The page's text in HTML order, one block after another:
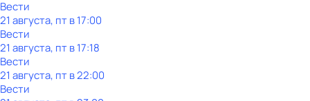
Вести
21 августа, пт в 17:00
Вести
21 августа, пт в 17:18
Вести
21 августа, пт в 22:00
Вести